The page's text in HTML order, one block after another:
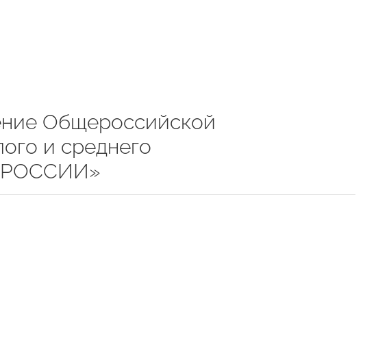
Общероссийской
и среднего
РОССИИ»